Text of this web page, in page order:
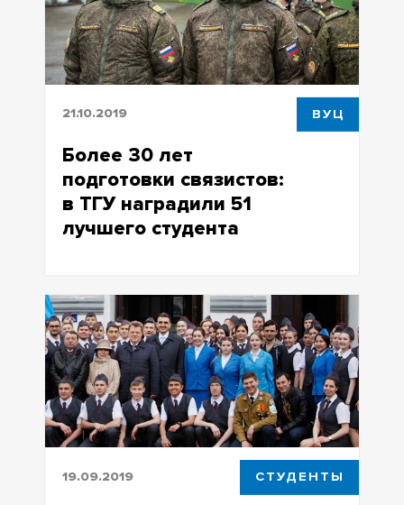
21.10.2019 ВУЦ
Более 30 лет
подготовки связистов:
в ТГУ наградили 51
лучшего студента
ТГУ наградили 51 лучшего студента
19.09.2019 СТУДЕНТЫ